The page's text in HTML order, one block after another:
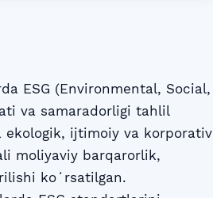
ESG (Environmental, Social,
va samaradorligi tahlil
ijtimoiy va korporativ
moliyaviy barqarorlik,
koʻrsatilgan.